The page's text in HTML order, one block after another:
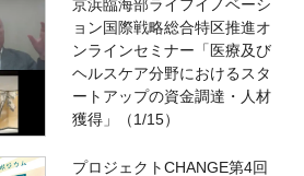
京浜臨海部ライフイノベーシ
ョン国際戦略総合特区推進オ
ンラインセミナー「医療及び
ヘルスケア分野におけるスタ
ートアップの資金調達・人材
獲得」（1/15）
プロジェクトCHANGE第4回